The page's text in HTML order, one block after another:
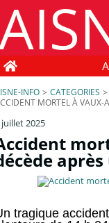
Home
INFO > CATEGORIES >
MORTEL À VAUX-
2025
tragique